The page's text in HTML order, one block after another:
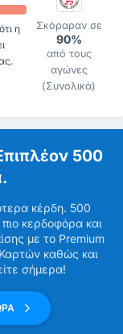
ότι η
Σκόραραν σε
90%
από τους
αγώνες
(Συνολικά)
500
κέρδη. 500
κερδοφόρα και
με το Premium
καθώς και
σήμερα!